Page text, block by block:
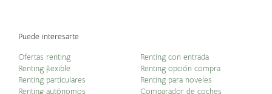
Puede interesarte
Ofertas renting
Renting flexible
Renting particulares
Renting autónomos
Renting con entrada
Renting opción compra
Renting para noveles
Comparador de coches